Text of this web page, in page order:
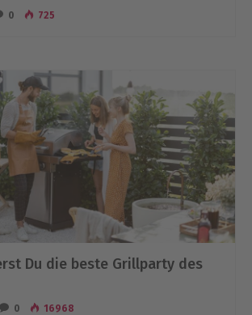
0 725
Du die beste Grillparty des
0 16968